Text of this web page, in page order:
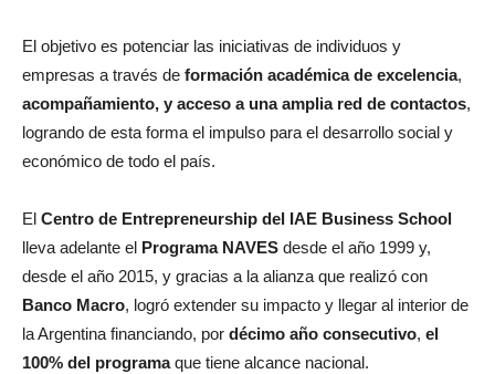
El objetivo es potenciar las iniciativas de individuos y
empresas a través de formación académica de excelencia,
acompañamiento, y acceso a una amplia red de contactos,
logrando de esta forma el impulso para el desarrollo social y
económico de todo el país.
El Centro de Entrepreneurship del IAE Business School
lleva adelante el Programa NAVES desde el año 1999 y,
desde el año 2015, y gracias a la alianza que realizó con
Banco Macro, logró extender su impacto y llegar al interior de
la Argentina financiando, por décimo año consecutivo, el
100% del programaque tiene alcance nacional.